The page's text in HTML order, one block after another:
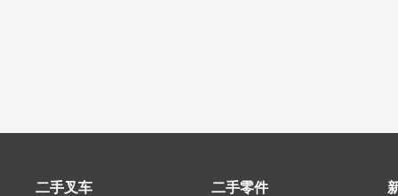
二手叉车 二手零件